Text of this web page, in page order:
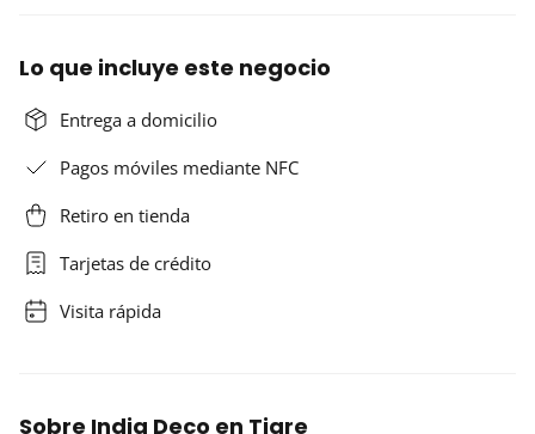
Lo que incluye este negocio
Entrega a domicilio
Pagos móviles mediante NFC
Retiro en tienda
Tarjetas de crédito
Visita rápida
Sobre India Deco en Tigre